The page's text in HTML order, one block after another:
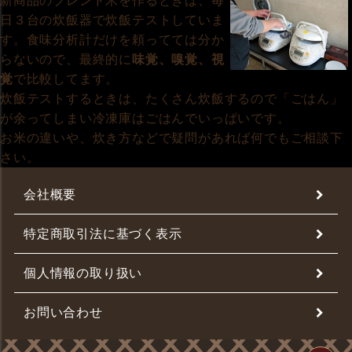
日３台の炊飯器で炊飯テストしていま
す。食味分析計だけを頼ってては分か
らないので、最終的に 味覚、嗅覚、視
覚で比較してます。
炊飯テストするときは、たくさん炊飯するので「ごはん」
が余ってしまい冷凍庫はごはんでいっぱいです。
お米の違いや、炊き方などで疑問があれば何でもご相談下
さい。
会社概要
特定商取引法に基づく表示
個人情報の取り扱い
お問い合わせ